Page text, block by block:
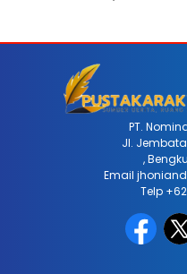
PT.
Jl.
,
Email
Telp